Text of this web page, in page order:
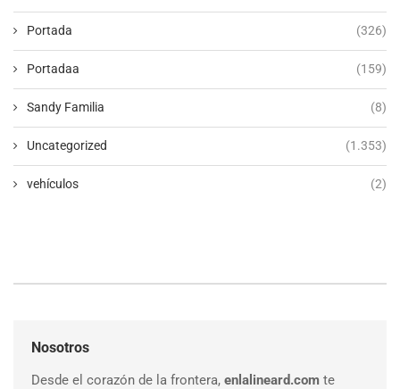
Portada (326)
Portadaa (159)
Sandy Familia (8)
Uncategorized (1.353)
vehículos (2)
Nosotros
Desde el corazón de la frontera, enlalineard.com te